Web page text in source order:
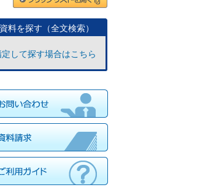
料を探す（全文検索）
して探す場合はこちら